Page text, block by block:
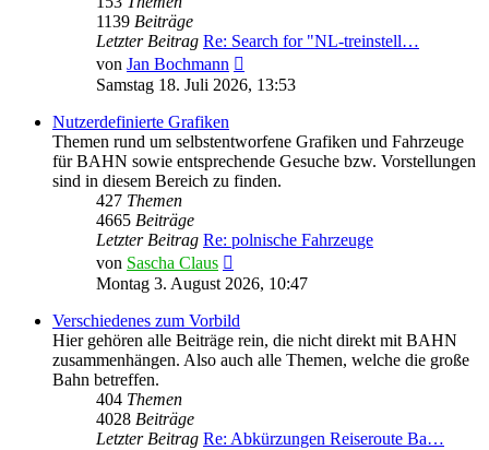
1139 Beiträge
Letzter Beitrag Re: Search for "NL-treinstell…
von Jan Bochmann
Beitrag
Samstag 18. Juli 2026, 13:53
Nutzerdefinierte Grafiken
Themen rund um selbstentworfene Grafiken und Fahrzeuge
für BAHN sowie entsprechende Gesuche bzw. Vorstellungen
sind in diesem Bereich zu finden.
427 Themen
4665 Beiträge
Letzter Beitrag Re: polnische Fahrzeuge
von Sascha Claus
Beitrag
Montag 3. August 2026, 10:47
Verschiedenes zum Vorbild
Hier gehören alle Beiträge rein, die nicht direkt mit BAHN
zusammenhängen. Also auch alle Themen, welche die große
Bahn betreffen.
404 Themen
4028 Beiträge
Letzter Beitrag Re: Abkürzungen Reiseroute Ba…